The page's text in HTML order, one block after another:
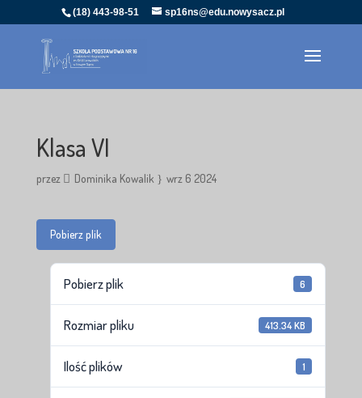
(18) 443-98-51 sp16ns@edu.nowysacz.pl
Klasa VI
przez Dominika Kowalik wrz 6 2024
Pobierz plik
Pobierz plik 6
Rozmiar pliku 413.34 KB
Ilość plików 1